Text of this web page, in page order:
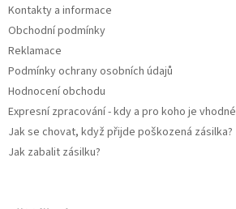
Kontakty a informace
Obchodní podmínky
Reklamace
Podmínky ochrany osobních údajů
Hodnocení obchodu
Expresní zpracování - kdy a pro koho je vhodné
Jak se chovat, když přijde poškozená zásilka?
Jak zabalit zásilku?